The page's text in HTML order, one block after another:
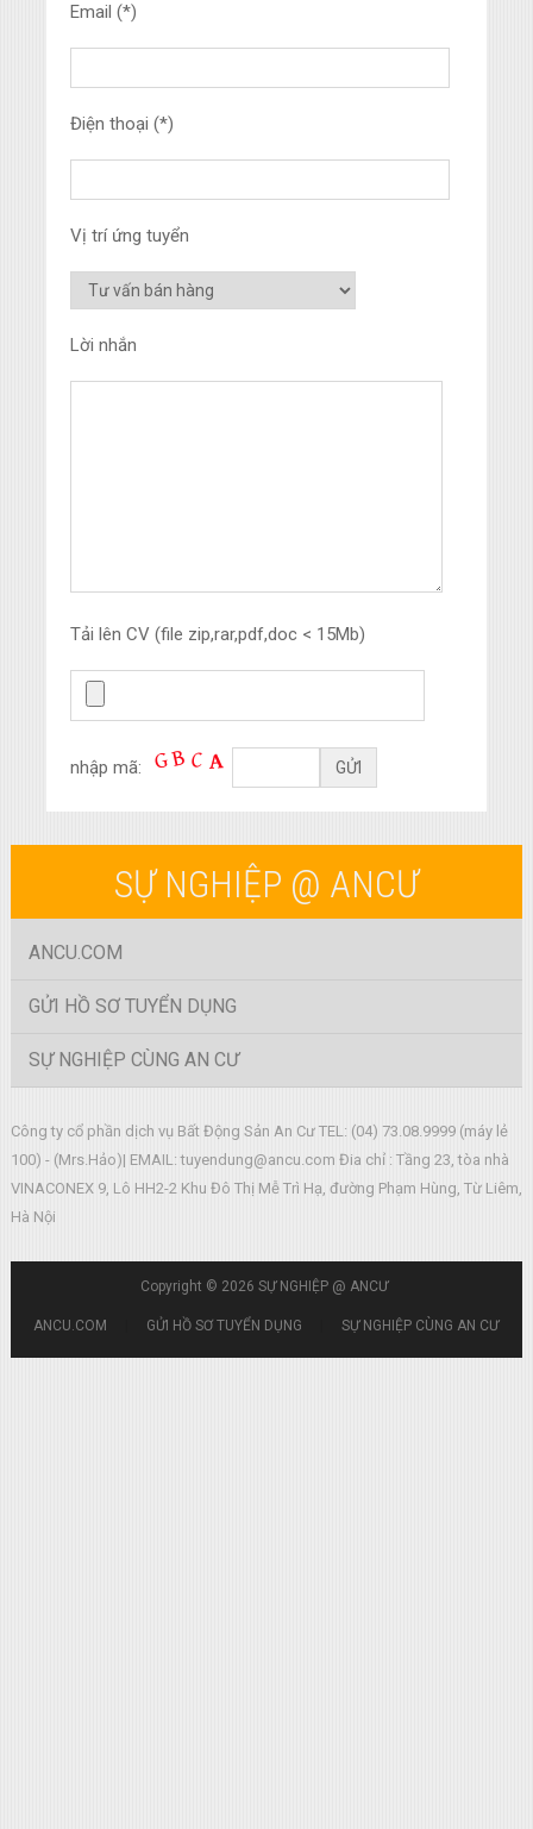
Email (*)
Điện thoại (*)
Vị trí ứng tuyển
Lời nhắn
Tải lên CV (file zip,rar,pdf,doc < 15Mb)
nhập mã:
SỰ NGHIỆP @ ANCƯ
ANCU.COM
GỬI HỒ SƠ TUYỂN DỤNG
SỰ NGHIỆP CÙNG AN CƯ
Công ty cổ phần dịch vụ Bất Động Sản An Cư TEL: (04) 73.08.9999 (máy lẻ
100) - (Mrs.Hảo)| EMAIL:tuyendung@ancu.com Đia chỉ : Tầng 23, tòa nhà
VINACONEX 9, Lô HH2-2 Khu Đô Thị Mễ Trì Hạ, đường Phạm Hùng, Từ Liêm,
Hà Nội
Copyright © 2026SỰ NGHIỆP @ ANCƯ
ANCU.COM GỬI HỒ SƠ TUYỂN DỤNG SỰ NGHIỆP CÙNG AN CƯ